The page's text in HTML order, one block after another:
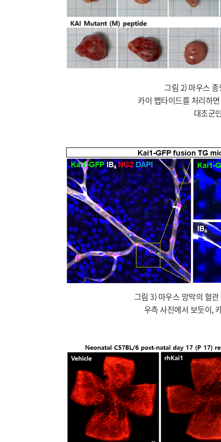
그림 2) 마우스
카이 펩타이드를 처리하
대조군
그림 3) 마우스 망막의 혈
우측 사진에서 보듯이,